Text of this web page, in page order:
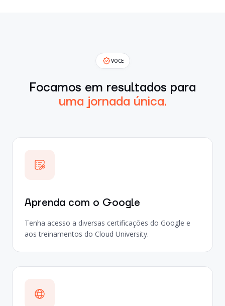
VOCE
Focamos em resultados para
uma jornada única.
Aprenda com o Google
Tenha acesso a diversas certificações do Google e
aos treinamentos do Cloud University.